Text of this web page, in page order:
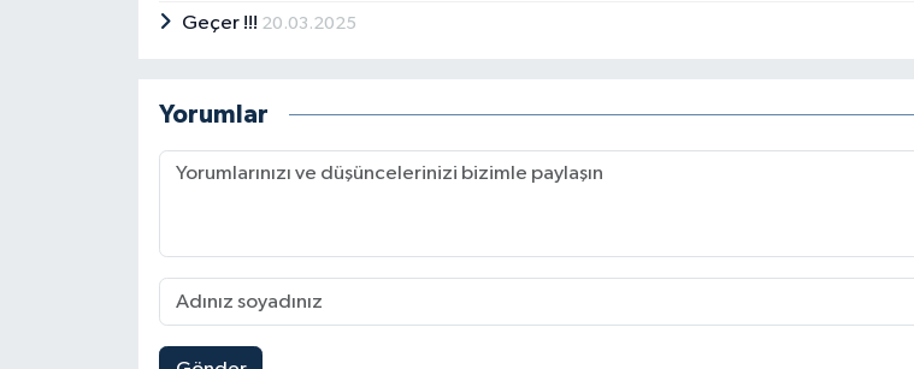
Geçer !!! 20.03.2025
Yorumlar